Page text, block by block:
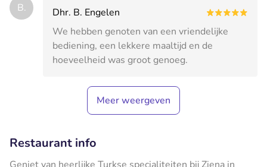
B.
Dhr. B. Engelen
We hebben genoten van een vriendelijke
bediening, een lekkere maaltijd en de
hoeveelheid was groot genoeg.
Meer weergeven
Restaurant info